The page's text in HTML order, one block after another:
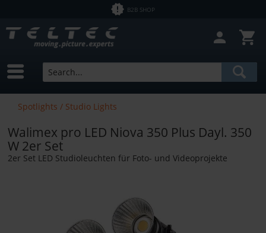
B2B SHOP
Spotlights / Studio Lights
Walimex pro LED Niova 350 Plus Dayl. 350
W 2er Set
2er Set LED Studioleuchten für Foto- und Videoprojekte
In Stock
Brands
from €0.60 to €4461.34